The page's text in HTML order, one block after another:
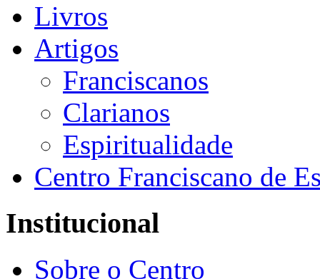
Livros
Artigos
Franciscanos
Clarianos
Espiritualidade
Centro Franciscano de
Institucional
Sobre o Centro